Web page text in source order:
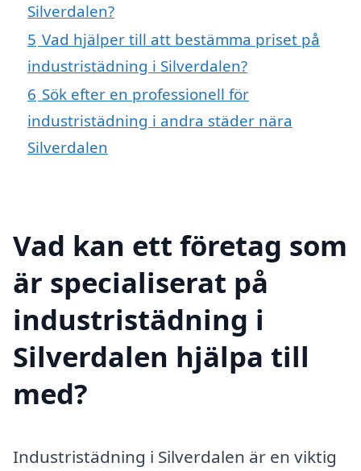
Silverdalen?
5 Vad hjälper till att bestämma priset på
industristädning i Silverdalen?
6 Sök efter en professionell för
industristädning i andra städer nära
Silverdalen
Vad kan ett företag som
är specialiserat på
industristädning i
Silverdalen hjälpa till
med?
Industristädning i Silverdalen är en viktig